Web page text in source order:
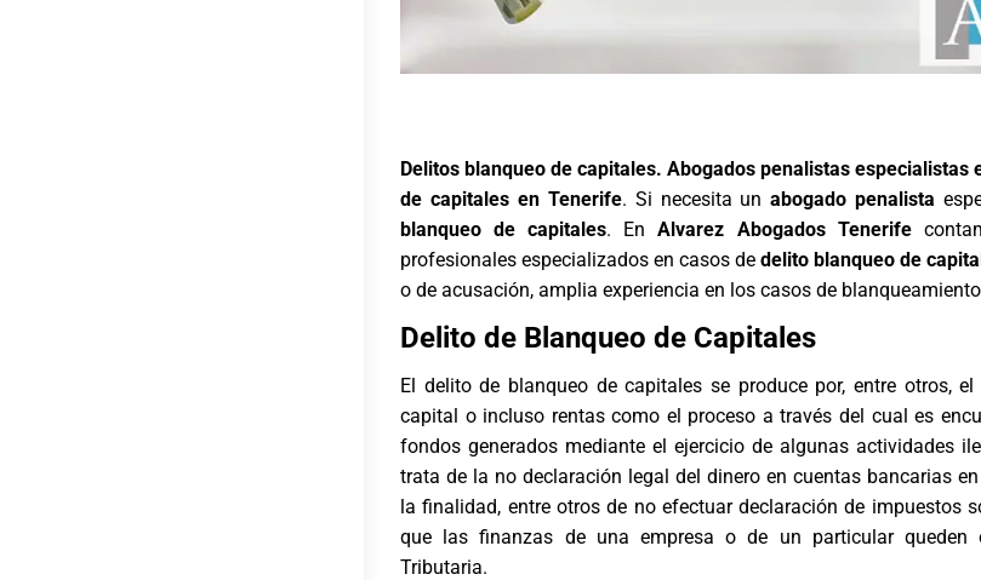
Delitos blanqueo de capitales. Abogados penalistas especialistas
de capitales en Tenerife. Si necesita unabogado penalista
blanqueo de capitales. EnAlvarez Abogados Tenerife
profesionales especializados en casos de delito blanqueo de
o de acusación, amplia experiencia en los casos de
Delito de Blanqueo de Capitales
El delito de blanqueo de capitales se produce por, entre otros,
capital o incluso rentas como el proceso a través del cual es
fondos generados mediante el ejercicio de algunas actividades
trata de la no declaración legal del dinero en cuentas bancarias
la finalidad, entre otros de no efectuar declaración de impuestos
que las finanzas de una empresa o de un particular queden
Tributaria.